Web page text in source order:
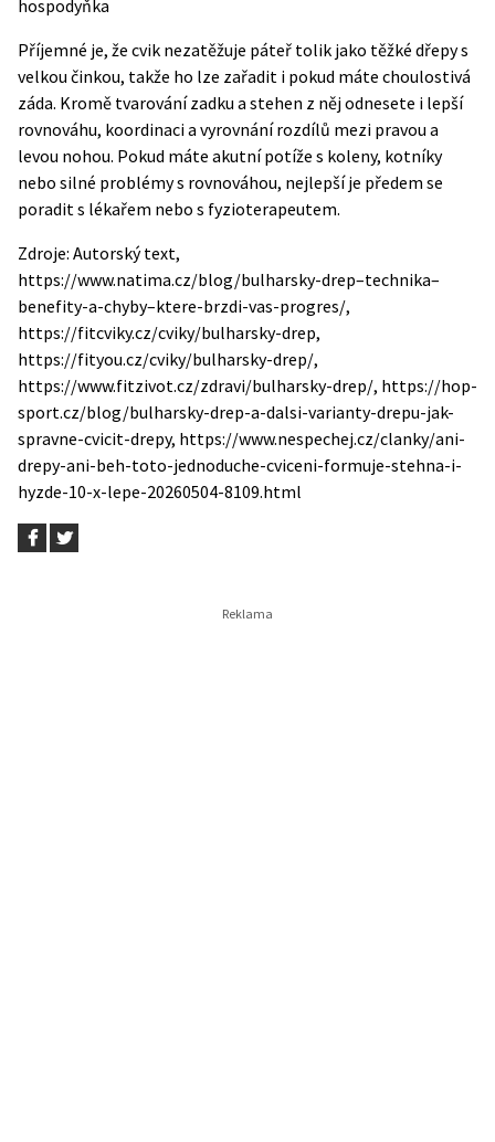
hospodyňka
Příjemné je, že cvik nezatěžuje páteř tolik jako těžké dřepy s
velkou činkou, takže ho lze zařadit i pokud máte choulostivá
záda. Kromě tvarování zadku a stehen z něj odnesete i lepší
rovnováhu, koordinaci a vyrovnání rozdílů mezi pravou a
levou nohou. Pokud máte akutní potíže s koleny, kotníky
nebo silné problémy s rovnováhou, nejlepší je předem se
poradit s lékařem nebo s fyzioterapeutem.
Zdroje: Autorský text,
https://www.natima.cz/blog/bulharsky-drep–technika–
benefity-a-chyby–ktere-brzdi-vas-progres/,
https://fitcviky.cz/cviky/bulharsky-drep,
https://fityou.cz/cviky/bulharsky-drep/,
https://www.fitzivot.cz/zdravi/bulharsky-drep/, https://hop-
sport.cz/blog/bulharsky-drep-a-dalsi-varianty-drepu-jak-
spravne-cvicit-drepy, https://www.nespechej.cz/clanky/ani-
drepy-ani-beh-toto-jednoduche-cviceni-formuje-stehna-i-
hyzde-10-x-lepe-20260504-8109.html